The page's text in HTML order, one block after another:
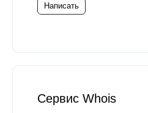
Написать
Сервис Whois